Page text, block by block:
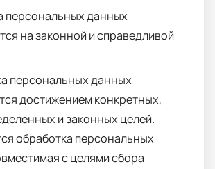
персональных данных
на законной и справедливой
персональных данных
достижением конкретных,
и законных целей.
обработка персональных
с целями сбора